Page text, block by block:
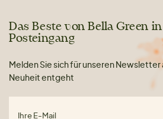
Das Beste von Bella Green
Posteingang
Melden Sie sich für unseren Newsletter
Neuheit entgeht
Ihre E-Mail